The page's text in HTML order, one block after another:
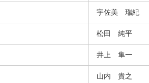
宇佐美 瑞紀
松田 純平
井上 隼一
山内 貴之